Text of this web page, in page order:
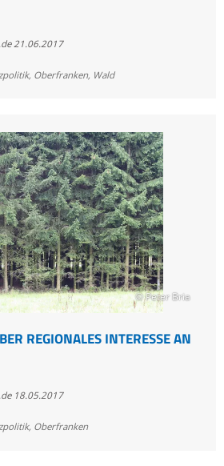
21.06.2017
, Oberfranken, Wald
© Peter Bria
REGIONALES INTERESSE AN
18.05.2017
, Oberfranken